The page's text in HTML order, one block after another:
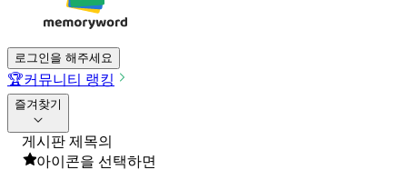
로그인을 해주세요
🏆커뮤니티 랭킹
즐겨찾기
게시판 제목의
아이콘을 선택하면